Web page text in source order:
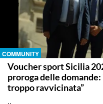
COMMUNITY
Voucher sport Sicilia
proroga delle domande:
troppo ravvicinata”
..